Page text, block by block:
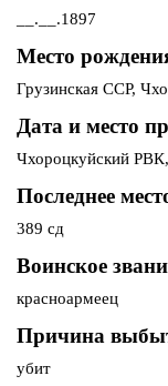
__.__.1897
Место
Грузинская ССР,
Дата и место
Чхороцкуйский
Последнее
389 сд
Воинское
красноармеец
Причина
убит